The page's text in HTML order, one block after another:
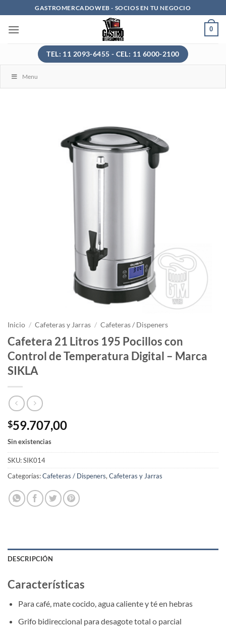
al
contenido
GASTROMERCADOWEB - SOCIOS EN TU NEGOCIO
0
TEL: 11 2093-6455 - CEL: 11 6000-2100
Menu
Inicio / Cafeteras y Jarras / Cafeteras / Dispeners
Cafetera 21 Litros 195 Pocillos con
Control de Temperatura Digital – Marca
SIKLA
$59.707,00
Sin existencias
SKU:SIK014
Categorías:Cafeteras / Dispeners,Cafeteras y Jarras
DESCRIPCIÓN
Características
Para café, mate cocido, agua caliente y té en hebras
Grifo bidireccional para desagote total o parcial